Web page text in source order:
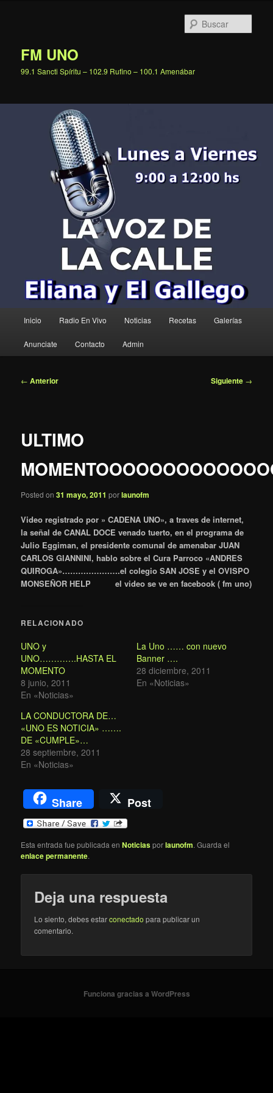
FM UNO
99.1 Sancti Spíritu – 102.9 Rufino – 100.1 Amenábar
principal
Inicio Radio En Vivo Noticias Recetas Galerías
Anunciate Contacto Admin
Navegación
← Anterior Siguiente →
ULTIMO
Posted on31 mayo, 2011 porlaunofm
Video registrado por » CADENA UNO», a traves de internet,
la señal de CANAL DOCE venado tuerto, en el programa de
Julio Eggiman, el presidente comunal de amenabar JUAN
CARLOS GIANNINI, hablo sobre el Cura Parroco «ANDRES
QUIROGA»………………….el colegio SAN JOSE y el OVISPO
MONSEÑOR HELP el video se ve en facebook ( fm uno)
RELACIONADO
UNO y
UNO………….HASTA EL
MOMENTO
8 junio, 2011
En «Noticias»
La Uno …… con nuevo
Banner ….
28 diciembre, 2011
En «Noticias»
LA CONDUCTORA DE…
«UNO ES NOTICIA» …….
DE «CUMPLE»…
28 septiembre, 2011
En «Noticias»
Share Post
Esta entrada fue publicada enNoticiasporlaunofm. Guarda el
enlace permanente.
Deja una respuesta
Lo siento, debes estarconectado para publicar un
comentario.
Funciona gracias a WordPress